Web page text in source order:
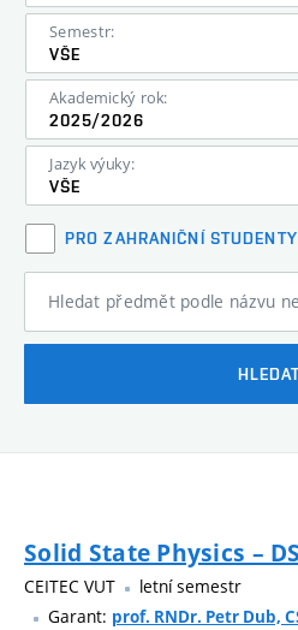
Semestr:
VŠE
Akademický rok:
2025/2026
Jazyk výuky:
VŠE
PRO ZAHRANIČNÍ STUDENTY
Hledat předmět podle názvu
Solid State Physics –
CEITEC VUT
letní semestr
Garant: prof. RNDr. Petr Dub,